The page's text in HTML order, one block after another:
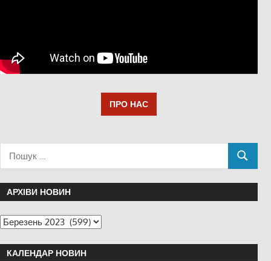
ПРО НАС
АРХІВИ НОВИН
КАЛЕНДАР НОВИН